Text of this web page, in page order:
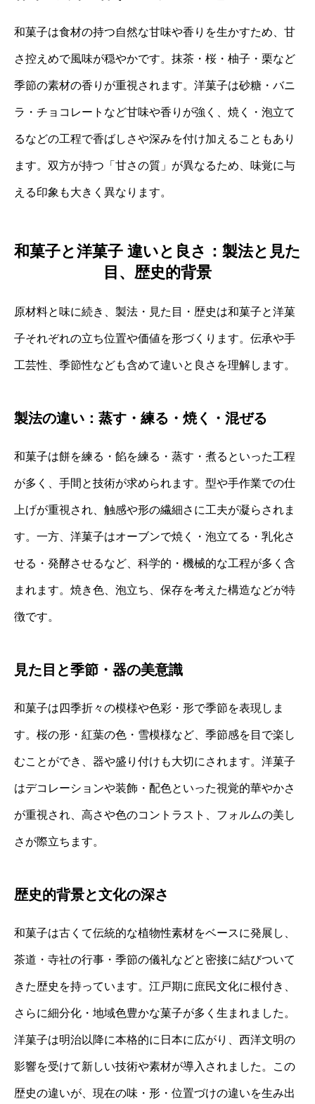
和菓子は食材の持つ自然な甘味や香りを生かすため、甘
さ控えめで風味が穏やかです。抹茶・桜・柚子・栗など
季節の素材の香りが重視されます。洋菓子は砂糖・バニ
ラ・チョコレートなど甘味や香りが強く、焼く・泡立て
るなどの工程で香ばしさや深みを付け加えることもあり
ます。双方が持つ「甘さの質」が異なるため、味覚に与
える印象も大きく異なります。
和菓子と洋菓子 違いと良さ：製法と見た
目、歴史的背景
原材料と味に続き、製法・見た目・歴史は和菓子と洋菓
子それぞれの立ち位置や価値を形づくります。伝承や手
工芸性、季節性なども含めて違いと良さを理解します。
製法の違い：蒸す・練る・焼く・混ぜる
和菓子は餅を練る・餡を練る・蒸す・煮るといった工程
が多く、手間と技術が求められます。型や手作業での仕
上げが重視され、触感や形の繊細さに工夫が凝らされま
す。一方、洋菓子はオーブンで焼く・泡立てる・乳化さ
せる・発酵させるなど、科学的・機械的な工程が多く含
まれます。焼き色、泡立ち、保存を考えた構造などが特
徴です。
見た目と季節・器の美意識
和菓子は四季折々の模様や色彩・形で季節を表現しま
す。桜の形・紅葉の色・雪模様など、季節感を目で楽し
むことができ、器や盛り付けも大切にされます。洋菓子
はデコレーションや装飾・配色といった視覚的華やかさ
が重視され、高さや色のコントラスト、フォルムの美し
さが際立ちます。
歴史的背景と文化の深さ
和菓子は古くて伝統的な植物性素材をベースに発展し、
茶道・寺社の行事・季節の儀礼などと密接に結びついて
きた歴史を持っています。江戸期に庶民文化に根付き、
さらに細分化・地域色豊かな菓子が多く生まれました。
洋菓子は明治以降に本格的に日本に広がり、西洋文明の
影響を受けて新しい技術や素材が導入されました。この
歴史の違いが、現在の味・形・位置づけの違いを生み出